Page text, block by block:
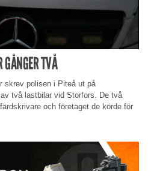
TVÅ
skrev polisen i Piteå ut på
två lastbilar vid Storfors. De två
och företaget de körde för